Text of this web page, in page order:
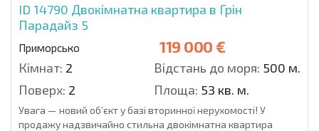
ID 14790 Двокімнатна квартира в Грін
Парадайз 5
Приморсько 119 000 €
Кімнат: 2 Відстань до моря: 500 м.
Поверх: 2 Площа: 53 кв. м.
Увага — новий об’єкт у базі вторинної нерухомості! У
продажу надзвичайно стильна двокімнатна квартира